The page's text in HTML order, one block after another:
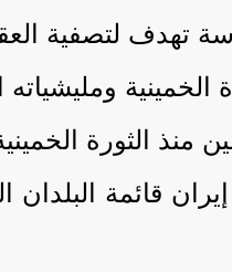
لتصفية
ومليشياته
منذ الثورة
إيران قائمة